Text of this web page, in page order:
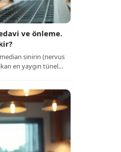
ve önleme.
sinirin (nervus
en yaygın tünel…